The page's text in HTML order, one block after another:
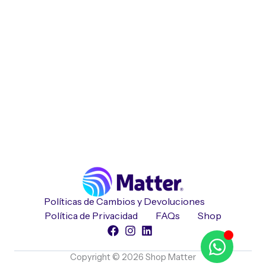
Políticas de Cambios y Devoluciones
Política de Privacidad
FAQs Shop
Copyright © 2026 Shop Matter